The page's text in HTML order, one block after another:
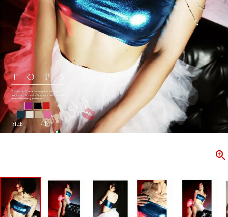
とは差別化出来るしっかりした衣装のご提案はダンサー
ージ映えを全力で応援してます。
商品一覧
CONTENTS
ス
ンなど、幅
ゃれ女子
PICKUP
新作
トップス